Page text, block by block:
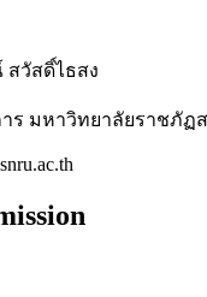
วัสดิ์ไธสง
ร มหาวิทยาลัยราชภัฏ